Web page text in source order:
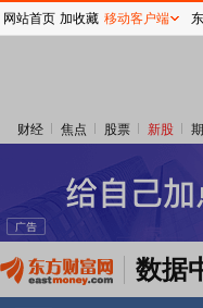
财经 焦点 股票 新股
数据
网站首页 加收藏 移动客户端